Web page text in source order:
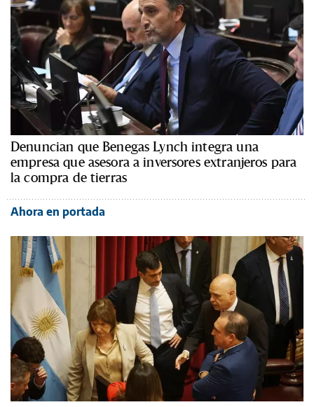
Denuncian que Benegas Lynch integra una
empresa que asesora a inversores extranjeros para
la compra de tierras
Ahora en portada